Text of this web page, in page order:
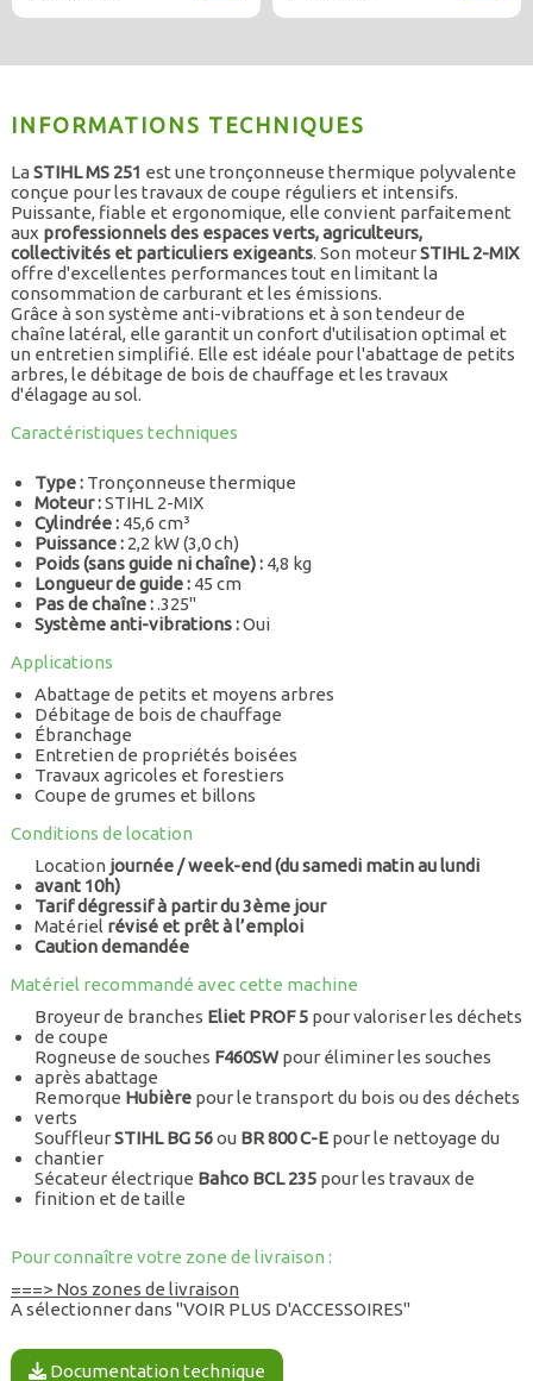
INFORMATIONS TECHNIQUES
La STIHL MS 251 est une tronçonneuse thermique polyvalente
conçue pour les travaux de coupe réguliers et intensifs.
Puissante, fiable et ergonomique, elle convient parfaitement
aux professionnels des espaces verts, agriculteurs,
collectivités et particuliers exigeants. Son moteurSTIHL 2-MIX
offre d'excellentes performances tout en limitant la
consommation de carburant et les émissions.
Grâce à son système anti-vibrations et à son tendeur de
chaîne latéral, elle garantit un confort d'utilisation optimal et
un entretien simplifié. Elle est idéale pour l'abattage de petits
arbres, le débitage de bois de chauffage et les travaux
d'élagage au sol.
Caractéristiques techniques
Type :Tronçonneuse thermique
Moteur :STIHL 2-MIX
Cylindrée :45,6 cm³
Puissance :2,2 kW (3,0 ch)
Poids (sans guide ni chaîne) :4,8 kg
Longueur de guide : 45 cm
Pas de chaîne :.325"
Système anti-vibrations :Oui
Applications
Abattage de petits et moyens arbres
Débitage de bois de chauffage
Ébranchage
Entretien de propriétés boisées
Travaux agricoles et forestiers
Coupe de grumes et billons
Conditions de location
Location journée / week-end (du samedi matin au lundi
avant 10h)
Tarif dégressif à partir du 3ème jour
Matériel révisé et prêt à l’emploi
Caution demandée
Matériel recommandé avec cette machine
Broyeur de branches Eliet PROF 5pour valoriser les déchets
de coupe
Rogneuse de souches F460SWpour éliminer les souches
après abattage
Remorque Hubièrepour le transport du bois ou des déchets
verts
SouffleurSTIHL BG 56ou BR 800 C-Epour le nettoyage du
chantier
Sécateur électrique Bahco BCL 235pour les travaux de
finition et de taille
Pour connaître votre zone de livraison :
===> Nos zones de livraison
A sélectionner dans "VOIR PLUS D'ACCESSOIRES"
Documentation technique